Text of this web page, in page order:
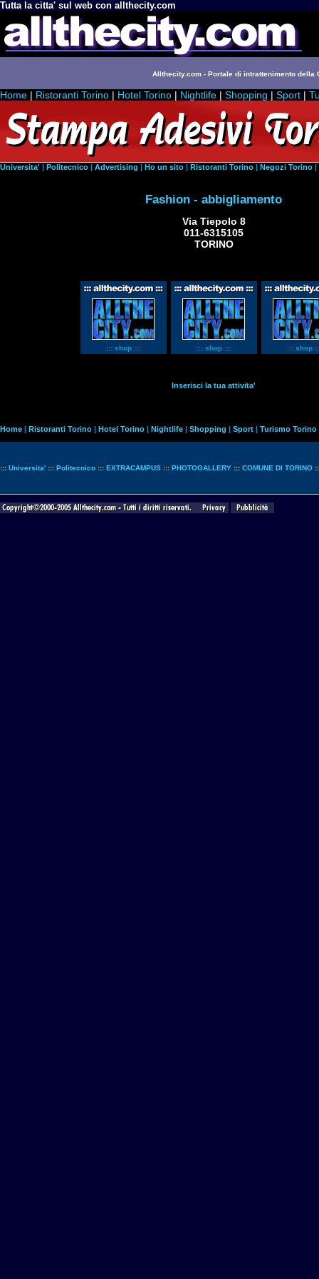
Tutta la citta' sul web con allthecity.com
Allthecity.com - Portale di intrattenimento della
Home | Ristoranti Torino | Hotel Torino | Nightlife | Shopping | Sport |
Universita' | Politecnico | Advertising | Ho un sito | Ristoranti Torino | Negozi Torino |
Fashion - abbigliamento
Via Tiepolo 8
011-6315105
TORINO
::: shop ::: ::: shop ::: ::: shop
Inserisci la tua attivita'
Home | Ristoranti Torino | Hotel Torino | Nightlife | Shopping | Sport | Turismo Torino
::: Universita' ::: Politecnico ::: EXTRACAMPUS ::: PHOTOGALLERY ::: COMUNE DI TORINO